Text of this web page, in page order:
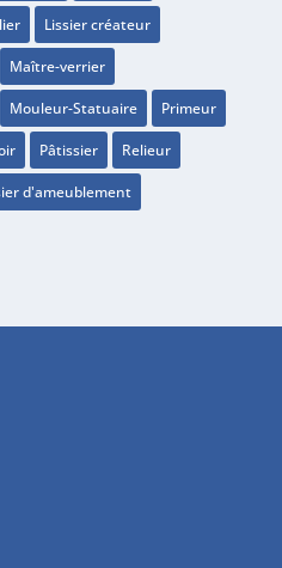
Lissier créateur
Maître-verrier
Mouleur-Statuaire Primeur
Pâtissier Relieur
d'ameublement